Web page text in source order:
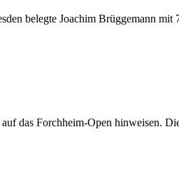
belegte Joachim Brüggemann mit
das Forchheim-Open hinweisen.